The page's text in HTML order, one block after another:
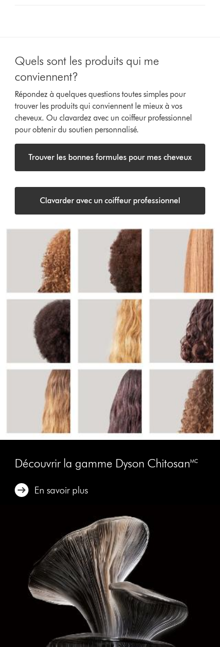
Quels sont les produits qui me
conviennent?
Répondez à quelques questions toutes simples pour
trouver les produits qui conviennent le mieux à vos
cheveux. Ou clavardez avec un coiffeur professionnel
pour obtenir du soutien personnalisé.
Trouver les bonnes formules pour mes cheveux
Clavarder avec un coiffeur professionnel
Découvrir la gamme Dyson Chitosan🅪
En savoir plus